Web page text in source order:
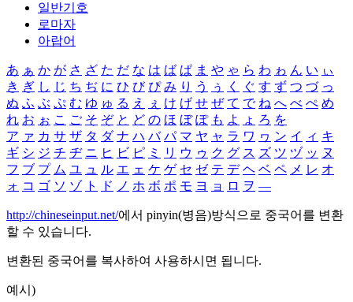
일반기호
로마자
아랍어
あ ぁ か が さ ざ た だ な は ば ぱ ま や ゃ ら わ ゎ ん い ぃ
き ぎ し じ ち ぢ に ひ び ぴ み り う ぅ く ぐ す ず つ づ っ
ぬ ふ ぶ ぷ む ゆ ゅ る え ぇ け げ せ ぜ て で ね へ べ ぺ め
れ お ぉ こ ご そ ぞ と ど の ほ ぼ ぽ も よ ょ ろ を
ア ァ カ サ ザ タ ダ ナ ハ バ パ マ ヤ ャ ラ ワ ヮ ン イ ィ キ
ギ シ ジ チ ヂ ニ ヒ ビ ピ ミ リ ウ ゥ ク グ ス ズ ツ ヅ ッ ヌ
フ ブ プ ム ユ ュ ル エ ェ ケ ゲ セ ゼ テ デ ヘ ベ ペ メ レ オ
ォ コ ゴ ソ ゾ ト ド ノ ホ ボ ポ モ ヨ ョ ロ ヲ ―
http://chineseinput.net/에서 pinyin(병음)방식으로 중국어를 변환
할 수 있습니다.
변환된 중국어를 복사하여 사용하시면 됩니다.
예시)